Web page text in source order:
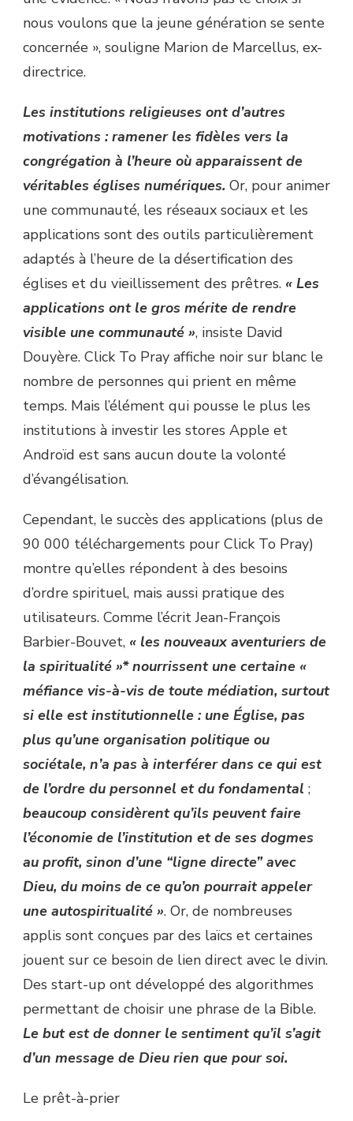
nous voulons que la jeune génération se sente
concernée », souligne Marion de Marcellus, ex-
directrice.
Les institutions religieuses ont d’autres
motivations : ramener les fidèles vers la
congrégation à l’heure où apparaissent de
véritables églises numériques. Or, pour animer
une communauté, les réseaux sociaux et les
applications sont des outils particulièrement
adaptés à l’heure de la désertification des
églises et du vieillissement des prêtres. « Les
applications ont le gros mérite de rendre
visible une communauté », insiste David
Douyère. Click To Pray affiche noir sur blanc le
nombre de personnes qui prient en même
temps. Mais l’élément qui pousse le plus les
institutions à investir les stores Apple et
Androïd est sans aucun doute la volonté
d’évangélisation.
Cependant, le succès des applications (plus de
90 000 téléchargements pour Click To Pray)
montre qu’elles répondent à des besoins
d’ordre spirituel, mais aussi pratique des
utilisateurs. Comme l’écrit Jean-François
Barbier-Bouvet, « les nouveaux aventuriers de
la spiritualité »* nourrissent une certaine «
méfiance vis-à-vis de toute médiation, surtout
si elle est institutionnelle : une Église, pas
plus qu’une organisation politique ou
sociétale, n’a pas à interférer dans ce qui est
de l’ordre du personnel et du fondamental ;
beaucoup considèrent qu’ils peuvent faire
l’économie de l’institution et de ses dogmes
au profit, sinon d’une “ligne directe” avec
Dieu, du moins de ce qu’on pourrait appeler
une autospiritualité ». Or, de nombreuses
applis sont conçues par des laïcs et certaines
jouent sur ce besoin de lien direct avec le divin.
Des start-up ont développé des algorithmes
permettant de choisir une phrase de la Bible.
Le but est de donner le sentiment qu’il s’agit
d’un message de Dieu rien que pour soi.
Le prêt-à-prier